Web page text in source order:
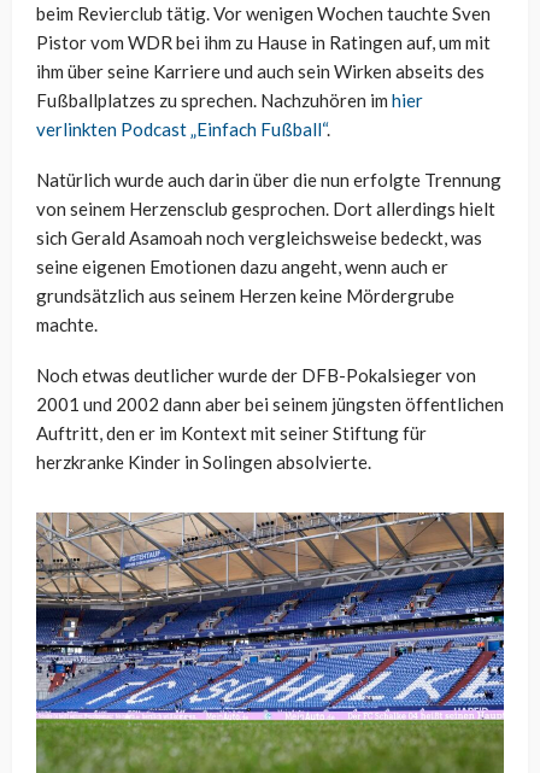
beim Revierclub tätig. Vor wenigen Wochen tauchte Sven
Pistor vom WDR bei ihm zu Hause in Ratingen auf, um mit
ihm über seine Karriere und auch sein Wirken abseits des
Fußballplatzes zu sprechen. Nachzuhören im hier
verlinkten Podcast „Einfach Fußball“.
Natürlich wurde auch darin über die nun erfolgte Trennung
von seinem Herzensclub gesprochen. Dort allerdings hielt
sich Gerald Asamoah noch vergleichsweise bedeckt, was
seine eigenen Emotionen dazu angeht, wenn auch er
grundsätzlich aus seinem Herzen keine Mördergrube
machte.
Noch etwas deutlicher wurde der DFB-Pokalsieger von
2001 und 2002 dann aber bei seinem jüngsten öffentlichen
Auftritt, den er im Kontext mit seiner Stiftung für
herzkranke Kinder in Solingen absolvierte.